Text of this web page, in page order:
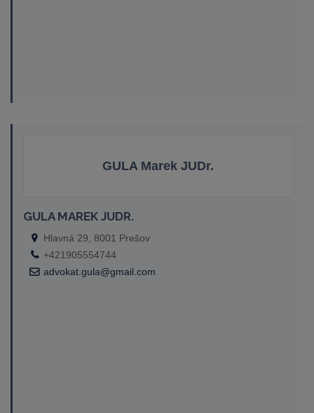
GULA Marek JUDr.
GULA MAREK JUDR.
Hlavná 29, 8001 Prešov
+421905554744
advokat.gula@gmail.com